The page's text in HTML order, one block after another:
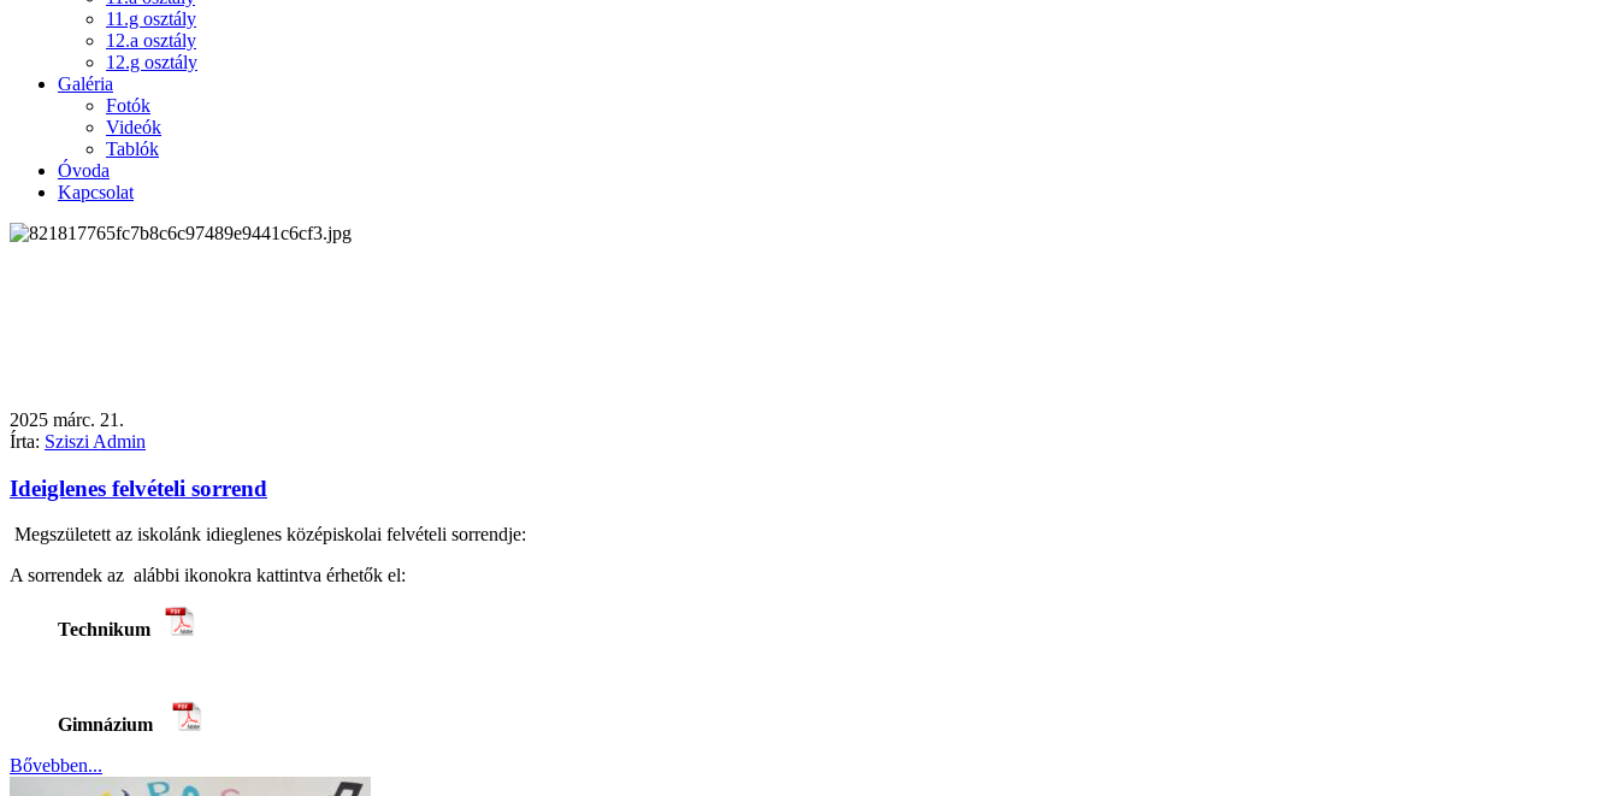
11.g osztály
12.a osztály
12.g osztály
Galéria
Fotók
Videók
Tablók
Óvoda
Kapcsolat
2025 márc. 21.
Írta: Sziszi Admin
Ideiglenes felvételi sorrend
Megszületett az iskolánk idieglenes középiskolai felvételi sorrendje:
A sorrendek az alábbi ikonokra kattintva érhetők el:
Technikum
Gimnázium
Bővebben...